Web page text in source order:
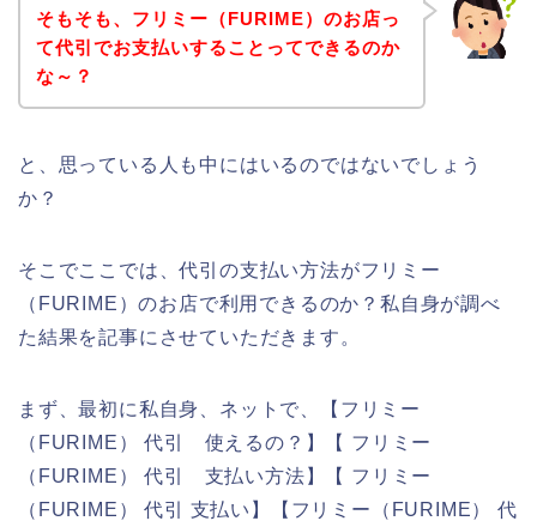
そもそも、フリミー（FURIME）のお店っ
て代引でお支払いすることってできるのか
な～？
と、思っている人も中にはいるのではないでしょう
か？
そこでここでは、代引の支払い方法がフリミー
（FURIME）のお店で利用できるのか？私自身が調べ
た結果を記事にさせていただきます。
まず、最初に私自身、ネットで、【フリミー
（FURIME） 代引 使えるの？】【 フリミー
（FURIME） 代引 支払い方法】【 フリミー
（FURIME） 代引 支払い】【フリミー（FURIME） 代